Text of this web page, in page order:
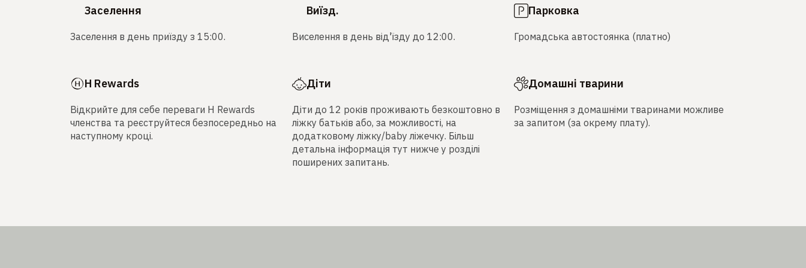
Заселення
Заселення в день приїзду з 15:00.
Виїзд.
Виселення в день від'їзду до 12:00.
Парковка
Громадська автостоянка (платно)
H Rewards
Відкрийте для себе переваги H Rewards
членства та реєструйтеся безпосередньо на
наступному кроці.
Діти
Діти до 12 років проживають безкоштовно в
ліжку батьків або, за можливості, на
додатковому ліжку/baby ліжечку. Більш
детальна інформація тут нижче у розділі
поширених запитань.
Домашні тварини
Розміщення з домашніми тваринами можливе
за запитом (за окрему плату).